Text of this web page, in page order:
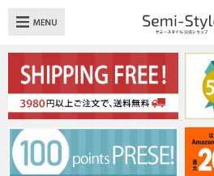
：透明扉 引き出し LED
へ戻る